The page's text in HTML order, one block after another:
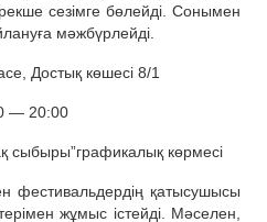
сезімге бөлейді. Сонымен
мәжбүрлейді.
Достық көшесі 8/1
— 20:00
сыбыры”графикалық көрмесі
фестивальдердің қатысушысы
жұмыс істейді. Мәселен,